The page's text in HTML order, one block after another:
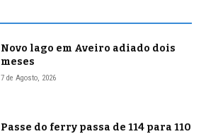
Novo lago em Aveiro adiado dois
meses
7 de Agosto, 2026
Passe do ferry passa de 114 para 110